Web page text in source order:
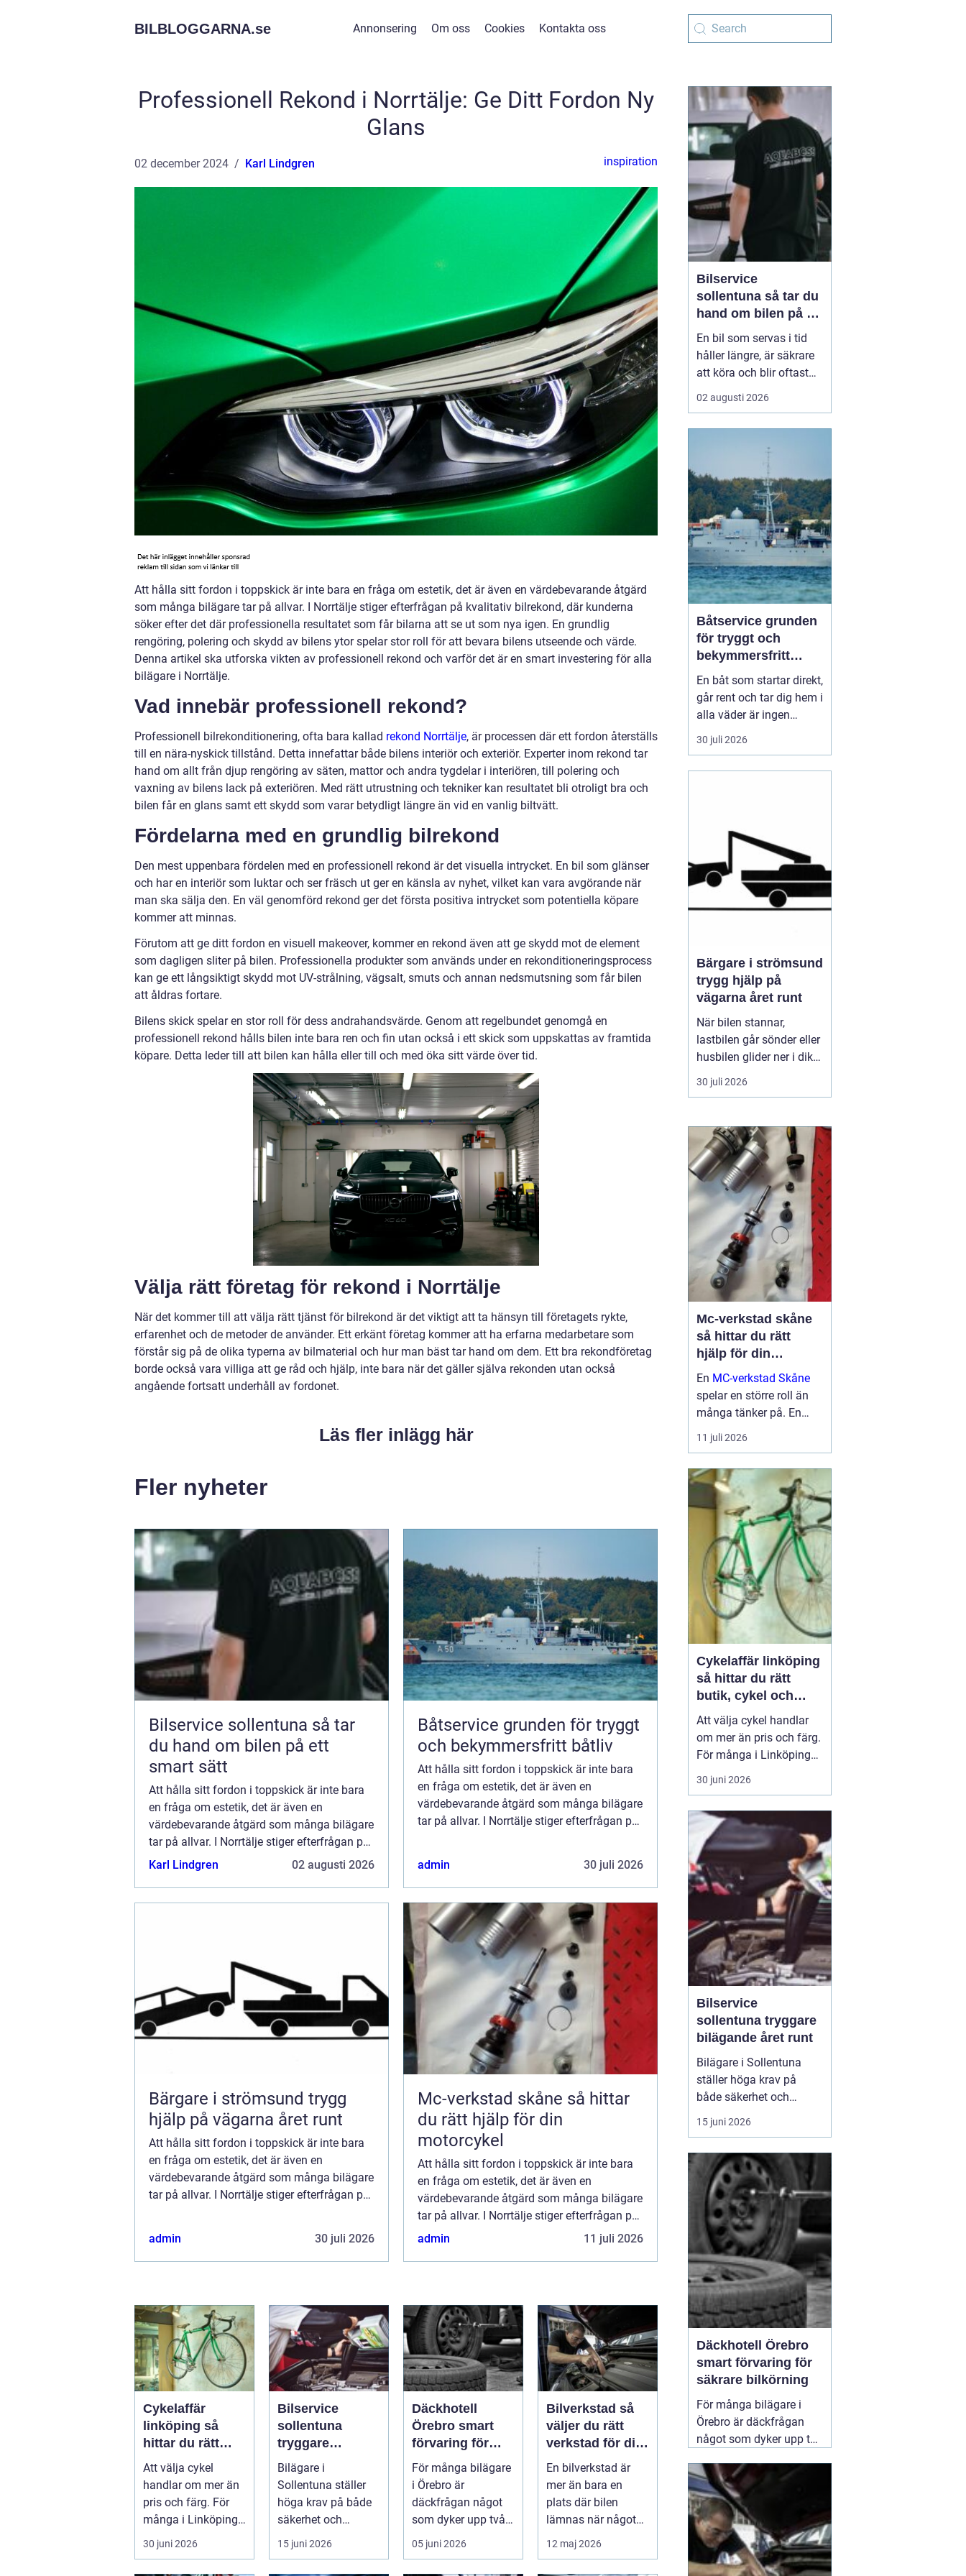
BILBLOGGARNA.se Annonsering Om oss Cookies Kontakta oss
Professionell Rekond i Norrtälje: Ge Ditt Fordon Ny
Glans
02 december 2024 Karl Lindgren inspiration
Att hålla sitt fordon i toppskick är inte bara en fråga om estetik, det är även en värdebevarande åtgärd
som många bilägare tar på allvar. I Norrtälje stiger efterfrågan på kvalitativ bilrekond, där kunderna
söker efter det där professionella resultatet som får bilarna att se ut som nya igen. En grundlig
rengöring, polering och skydd av bilens ytor spelar stor roll för att bevara bilens utseende och värde.
Denna artikel ska utforska vikten av professionell rekond och varför det är en smart investering för alla
bilägare i Norrtälje.
Vad innebär professionell rekond?
Professionell bilrekonditionering, ofta bara kallad rekond Norrtälje, är processen där ett fordon återställs
till en nära-nyskick tillstånd. Detta innefattar både bilens interiör och exteriör. Experter inom rekond tar
hand om allt från djup rengöring av säten, mattor och andra tygdelar i interiören, till polering och
vaxning av bilens lack på exteriören. Med rätt utrustning och tekniker kan resultatet bli otroligt bra och
bilen får en glans samt ett skydd som varar betydligt längre än vid en vanlig biltvätt.
Fördelarna med en grundlig bilrekond
Den mest uppenbara fördelen med en professionell rekond är det visuella intrycket. En bil som glänser
och har en interiör som luktar och ser fräsch ut ger en känsla av nyhet, vilket kan vara avgörande när
man ska sälja den. En väl genomförd rekond ger det första positiva intrycket som potentiella köpare
kommer att minnas.
Förutom att ge ditt fordon en visuell makeover, kommer en rekond även att ge skydd mot de element
som dagligen sliter på bilen. Professionella produkter som används under en rekonditioneringsprocess
kan ge ett långsiktigt skydd mot UV-strålning, vägsalt, smuts och annan nedsmutsning som får bilen
att åldras fortare.
Bilens skick spelar en stor roll för dess andrahandsvärde. Genom att regelbundet genomgå en
professionell rekond hålls bilen inte bara ren och fin utan också i ett skick som uppskattas av framtida
köpare. Detta leder till att bilen kan hålla eller till och med öka sitt värde över tid.
Välja rätt företag för rekond i Norrtälje
När det kommer till att välja rätt tjänst för bilrekond är det viktigt att ta hänsyn till företagets rykte,
erfarenhet och de metoder de använder. Ett erkänt företag kommer att ha erfarna medarbetare som
förstår sig på de olika typerna av bilmaterial och hur man bäst tar hand om dem. Ett bra rekondföretag
borde också vara villiga att ge råd och hjälp, inte bara när det gäller själva rekonden utan också
angående fortsatt underhåll av fordonet.
Läs fler inlägg här
Fler nyheter
Bilservice sollentuna så tar
du hand om bilen på ett
smart sätt
Att hålla sitt fordon i toppskick är inte bara
en fråga om estetik, det är även en
värdebevarande åtgärd som många bilägare
tar på allvar. I Norrtälje stiger efterfrågan på
...
Karl Lindgren 02 augusti 2026
Båtservice grunden för tryggt
och bekymmersfritt båtliv
Att hålla sitt fordon i toppskick är inte bara
en fråga om estetik, det är även en
värdebevarande åtgärd som många bilägare
tar på allvar. I Norrtälje stiger efterfrågan på
admin
30 juli 2026
Bärgare i strömsund trygg
hjälp på vägarna året runt
Att hålla sitt fordon i toppskick är inte bara
en fråga om estetik, det är även en
värdebevarande åtgärd som många bilägare
tar på allvar. I Norrtälje stiger efterfrågan på
admin
30 juli 2026
Mc-verkstad skåne så hittar
du rätt hjälp för din
motorcykel
Att hålla sitt fordon i toppskick är inte bara
en fråga om estetik, det är även en
värdebevarande åtgärd som många bilägare
tar på allvar. I Norrtälje stiger efterfrågan på
...
admin 11 juli 2026
Cykelaffär
linköping så
hittar du rätt
butik, cykel och
service
Att välja cykel
handlar om mer än
pris och färg. För
många i Linköping
har cykeln blivit en
30 juni 2026
Bilservice
sollentuna
tryggare
bilägande året
runt
Bilägare i
Sollentuna ställer
höga krav på både
säkerhet och
komfort. Vägarna
motorväg...
15 juni 2026
Däckhotell
Örebro smart
förvaring för
säkrare
bilkörning
För många bilägare
i Örebro är
däckfrågan något
som dyker upp två
gånger per år och
05 juni 2026
Bilverkstad så
väljer du rätt
verkstad för din
bil
En bilverkstad är
mer än bara en
plats där bilen
lämnas när något
går sönder. Rätt
12 maj 2026
Bilservice
sollentuna så tar du
hand om bilen på ett
smart sätt
En bil som servas i tid
håller längre, är säkrare
att köra och blir oftast
billigare i längden. För
den som kör mycket i
Med r...
02 augusti 2026
Båtservice grunden
för tryggt och
bekymmersfritt
båtliv
En båt som startar direkt,
går rent och tar dig hem i
alla väder är ingen
slump. Bakom varje
problemfri båttur ligger
väntar tills något går
sönder, men den s...
30 juli 2026
Bärgare i strömsund
trygg hjälp på
vägarna året runt
När bilen stannar,
lastbilen går sönder eller
husbilen glider ner i diket
är behovet enkelt: snabb,
trygg och lugn hjälp på
de omgivande delarna
av Jämtland och södra
Lappland spelar
bärgningsfirmorna en
avgörande roll för att ...
30 juli 2026
Mc-verkstad skåne
så hittar du rätt
hjälp för din
motorcykel
En MC-verkstad Skåne
spelar en större roll än
många tänker på. En
välskött hoj är inte bara
en fråga om körglädje,
ekonomi och livslängd
på din motorcykel. För
den som kör mycket...
11 juli 2026
Cykelaffär linköping
så hittar du rätt
butik, cykel och
service
Att välja cykel handlar
om mer än pris och färg.
För många i Linköping
har cykeln blivit en viktig
del av vardagen för
fritid. En bracykelaffär
Linköpingkan göra ...
30 juni 2026
Bilservice
sollentuna tryggare
bilägande året runt
Bilägare i Sollentuna
ställer höga krav på
både säkerhet och
komfort. Vägarna växlar
mellan motorväg,
smågator med gupp och
trottoarkanter. För att
bilen ska hålla över tid
och vara säker för både
förare och passagerare
behövs regelbu...
15 juni 2026
Däckhotell Örebro
smart förvaring för
säkrare bilkörning
För många bilägare i
Örebro är däckfrågan
något som dyker upp två
känns som ett
nödvändigt ont. Tunga
lyft, smutsiga hjul och
jakt på förvaringsplats i
förråd eller garage gör
att däckbytet gärna